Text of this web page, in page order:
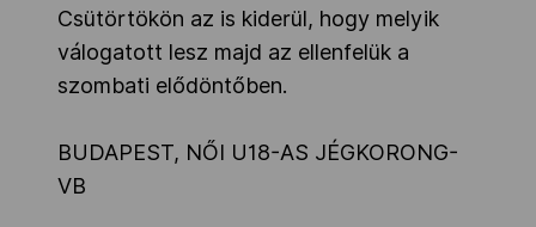
Csütörtökön az is kiderül, hogy melyik
válogatott lesz majd az ellenfelük a
szombati elődöntőben.
BUDAPEST, NŐI U18-AS JÉGKORONG-
VB